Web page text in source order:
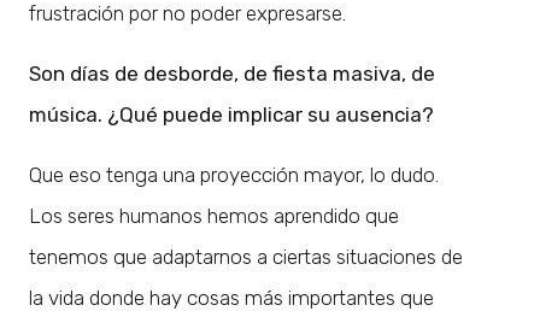
frustración por no poder expresarse.
Son días de desborde, de fiesta masiva, de
música. ¿Qué puede implicar su ausencia?
Que eso tenga una proyección mayor, lo dudo.
Los seres humanos hemos aprendido que
tenemos que adaptarnos a ciertas situaciones de
la vida donde hay cosas más importantes que